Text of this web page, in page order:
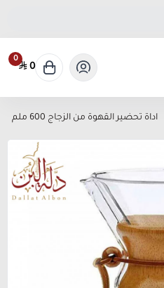
0
0
اداة تحضير القهوة من الزجاج 600 ملم